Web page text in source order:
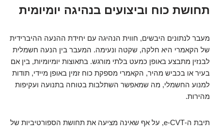
תחושת כוח וביצועים בנהיגה יומיומית
מעבר לנתונים היבשים, חווית הנהיגה עם יחידת ההנעה ההיברידית
של הקאמרי היא חלקה, שקטה ונעימה. המעבר בין הנעה חשמלית
לבנזין מתבצע באופן כמעט בלתי מורגש. בתאוצות יומיומיות, בין אם
בעיר או בכביש מהיר, הקאמרי מספקת כוח זמין באופן מיידי, תודות
למנוע החשמלי, מה שמאפשר השתלבות בטוחה בתנועה ועקיפות
מהירות.
תיבת ה-e-CVT, על אף שאינה מציעה את תחושת הספורטיביות של